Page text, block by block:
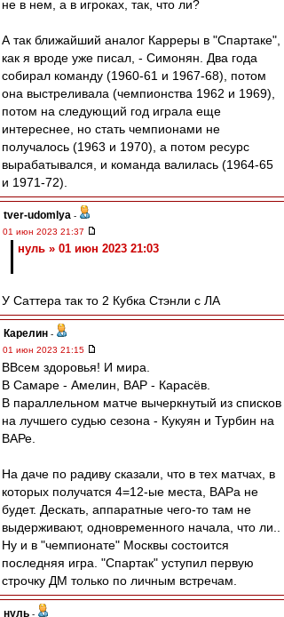
не в нем, а в игроках, так, что ли?
А так ближайший аналог Карреры в "Спартаке",
как я вроде уже писал, - Симонян. Два года
собирал команду (1960-61 и 1967-68), потом
она выстреливала (чемпионства 1962 и 1969),
потом на следующий год играла еще
интереснее, но стать чемпионами не
получалось (1963 и 1970), а потом ресурс
вырабатывался, и команда валилась (1964-65
и 1971-72).
tver-udomlya -
01 июн 2023 21:37
нуль » 01 июн 2023 21:03
У Саттера так то 2 Кубка Стэнли с ЛА
Карелин -
01 июн 2023 21:15
ВВсем здоровья! И мира.
В Самаре - Амелин, ВАР - Карасёв.
В параллельном матче вычеркнутый из списков
на лучшего судью сезона - Кукуян и Турбин на
ВАРе.
На даче по радиву сказали, что в тех матчах, в
которых получатся 4=12-ые места, ВАРа не
будет. Дескать, аппаратные чего-то там не
выдерживают, одновременного начала, что ли..
Ну и в "чемпионате" Москвы состоится
последняя игра. "Спартак" уступил первую
строчку ДМ только по личным встречам.
нуль -